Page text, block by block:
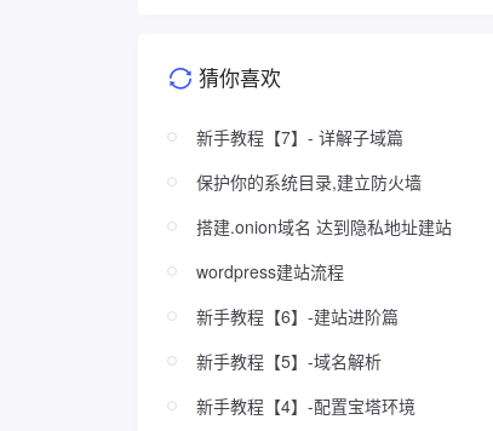
猜你喜欢
新手教程【7】- 详解子域篇
保护你的系统目录,建立防火墙
搭建.onion域名 达到隐私地址建站
wordpress建站流程
新手教程【6】-建站进阶篇
新手教程【5】-域名解析
新手教程【4】-配置宝塔环境